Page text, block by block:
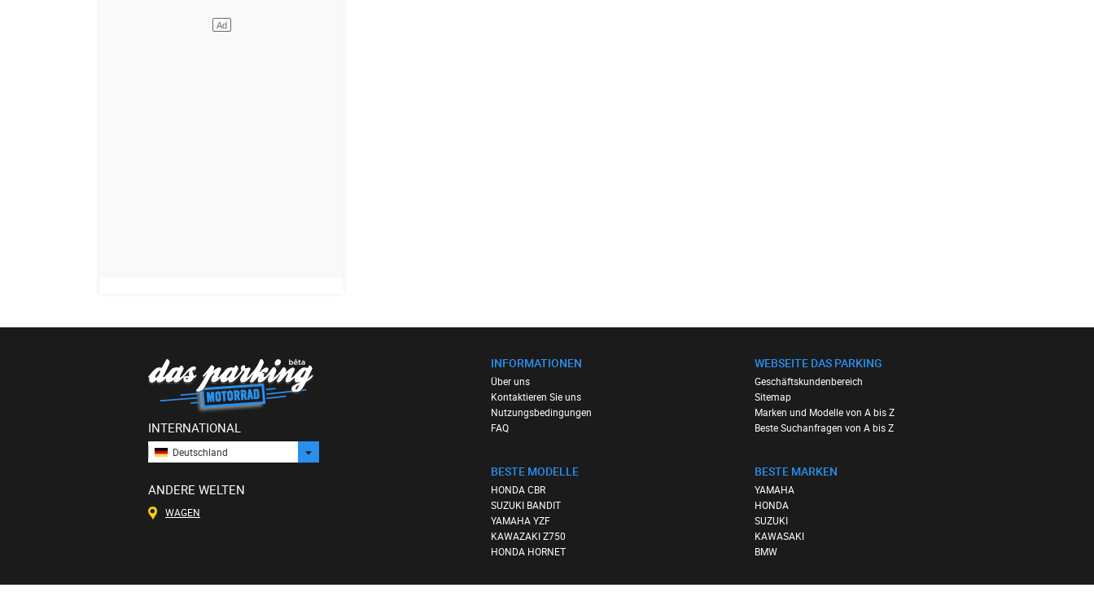
INTERNATIONAL
Deutschland
ANDERE WELTEN
WAGEN
INFORMATIONEN
Über uns
Kontaktieren Sie uns
Nutzungsbedingungen
FAQ
BESTE MODELLE
HONDA CBR
SUZUKI BANDIT
YAMAHA YZF
KAWAZAKI Z750
HONDA HORNET
WEBSEITE DAS PARKING
Geschäftskundenbereich
Sitemap
Marken und Modelle von A bis Z
Beste Suchanfragen von A bis Z
BESTE MARKEN
YAMAHA
HONDA
SUZUKI
KAWASAKI
BMW